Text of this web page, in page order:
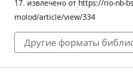
17. извлечено от https://rio-nb-
molod/article/view/334
Другие форматы